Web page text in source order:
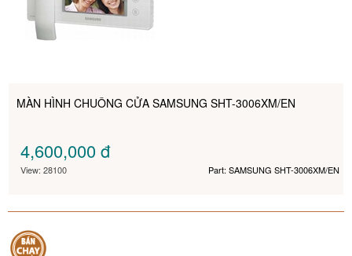
MÀN HÌNH CHUÔNG CỬA SAMSUNG SHT-3006XM/EN
4,600,000đ
View: 28100 Part: SAMSUNG SHT-3006XM/EN